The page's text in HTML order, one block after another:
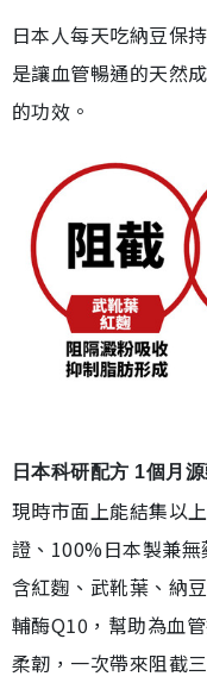
日本人每天吃納豆保
是讓血管暢通的天然
的功效。
日本科研配方 1個月
現時市面上能結集以
證、100%日本製兼
含紅麴、武靴葉、納
輔酶Q10，幫助為血
柔韌，一次帶來阻截